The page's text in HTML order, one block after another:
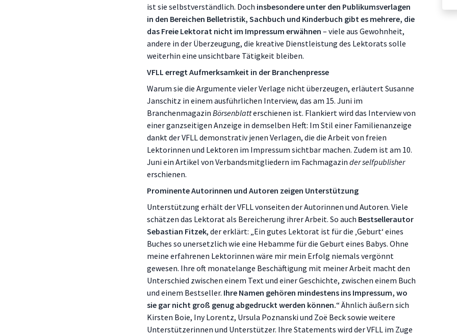
ist sie selbstverständlich. Doch insbesondere unter den Publikumsverlagen
in den Bereichen Belletristik, Sachbuch und Kinderbuch gibt es mehrere, die
das Freie Lektorat nicht im Impressum erwähnen – viele aus Gewohnheit,
andere in der Überzeugung, die kreative Dienstleistung des Lektorats solle
weiterhin eine unsichtbare Tätigkeit bleiben.
VFLL erregt Aufmerksamkeit in der Branchenpresse
Warum sie die Argumente vieler Verlage nicht überzeugen, erläutert Susanne
Janschitz in einem ausführlichen Interview, das am 15. Juni im
Branchenmagazin Börsenblatterschienen ist. Flankiert wird das Interview von
einer ganzseitigen Anzeige in demselben Heft: Im Stil einer Familienanzeige
dankt der VFLL demonstrativ jenen Verlagen, die die Arbeit von freien
Lektorinnen und Lektoren im Impressum sichtbar machen. Zudem ist am 10.
Juni ein Artikel von Verbandsmitgliedern im Fachmagazin der selfpublisher
erschienen.
Prominente Autorinnen und Autoren zeigen Unterstützung
Unterstützung erhält der VFLL vonseiten der Autorinnen und Autoren. Viele
schätzen das Lektorat als Bereicherung ihrer Arbeit. So auch Bestsellerautor
Sebastian Fitzek, der erklärt: „Ein gutes Lektorat ist für die ‚Geburt‘ eines
Buches so unersetzlich wie eine Hebamme für die Geburt eines Babys. Ohne
meine erfahrenen Lektorinnen wäre mir mein Erfolg niemals vergönnt
gewesen. Ihre oft monatelange Beschäftigung mit meiner Arbeit macht den
Unterschied zwischen einem Text und einer Geschichte, zwischen einem Buch
und einem Bestseller. Ihre Namen gehören mindestens ins Impressum, wo
sie gar nicht groß genug abgedruckt werden können.“ Ähnlich äußern sich
Kirsten Boie, Iny Lorentz, Ursula Poznanski und Zoë Beck sowie weitere
Unterstützerinnen und Unterstützer. Ihre Statements wird der VFLL im Zuge